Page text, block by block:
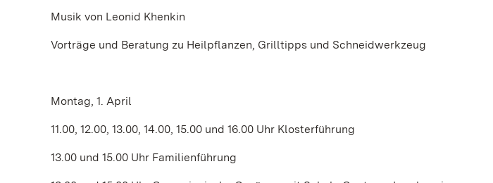
Musik von Leonid Khenkin
Vorträge und Beratung zu Heilpflanzen, Grilltipps und Schneidwerkzeug
Montag, 1. April
11.00, 12.00, 13.00, 14.00, 15.00 und 16.00 Uhr Klosterführung
13.00 und 15.00 Uhr Familienführung